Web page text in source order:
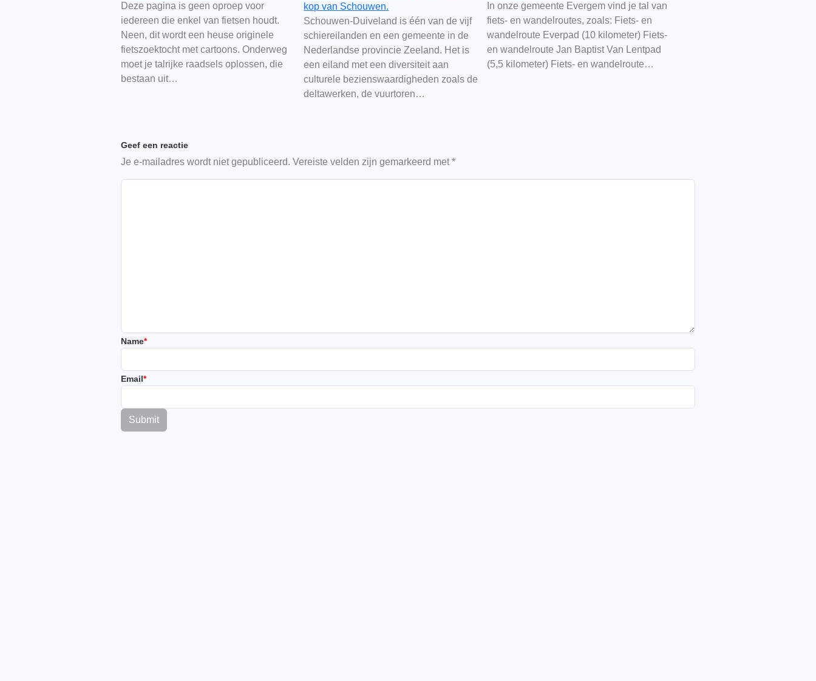
Deze pagina is geen oproep voor
iedereen die enkel van fietsen houdt.
Neen, dit wordt een heuse originele
fietszoektocht met cartoons. Onderweg
moet je talrijke raadsels oplossen, die
bestaan uit…
kop van Schouwen.
Schouwen-Duiveland is één van de vijf
schiereilanden en een gemeente in de
Nederlandse provincie Zeeland. Het is
een eiland met een diversiteit aan
culturele bezienswaardigheden zoals de
deltawerken, de vuurtoren…
In onze gemeente Evergem vind je tal van
fiets- en wandelroutes, zoals: Fiets- en
wandelroute Everpad (10 kilometer) Fiets-
en wandelroute Jan Baptist Van Lentpad
(5,5 kilometer) Fiets- en wandelroute…
Geef een reactie
Je e-mailadres wordt niet gepubliceerd. Vereiste velden zijn gemarkeerd met*
Name*
Email*